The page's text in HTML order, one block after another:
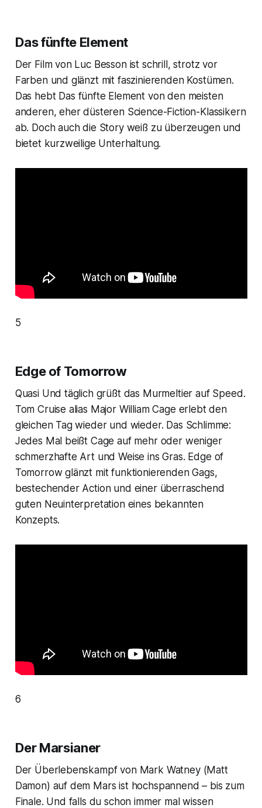
Das fünfte Element
Der Film von Luc Besson ist schrill, strotz vor
Farben und glänzt mit faszinierenden Kostümen.
Das hebt Das fünfte Element von den meisten
anderen, eher düsteren Science-Fiction-Klassikern
ab. Doch auch die Story weiß zu überzeugen und
bietet kurzweilige Unterhaltung.
5
Edge of Tomorrow
Quasi Und täglich grüßt das Murmeltier auf Speed.
Tom Cruise alias Major William Cage erlebt den
gleichen Tag wieder und wieder. Das Schlimme:
Jedes Mal beißt Cage auf mehr oder weniger
schmerzhafte Art und Weise ins Gras. Edge of
Tomorrow glänzt mit funktionierenden Gags,
bestechender Action und einer überraschend
guten Neuinterpretation eines bekannten
Konzepts.
6
Der Marsianer
Der Überlebenskampf von Mark Watney (Matt
Damon) auf dem Mars ist hochspannend – bis zum
Finale. Und falls du schon immer mal wissen